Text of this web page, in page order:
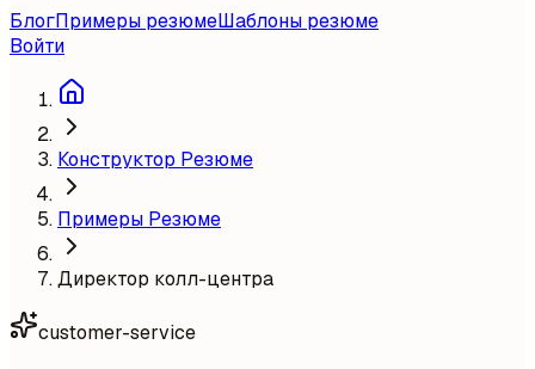
БлогПримеры резюмеШаблоны резюме
Войти
Конструктор Резюме
Примеры Резюме
Директор колл-центра
customer-service